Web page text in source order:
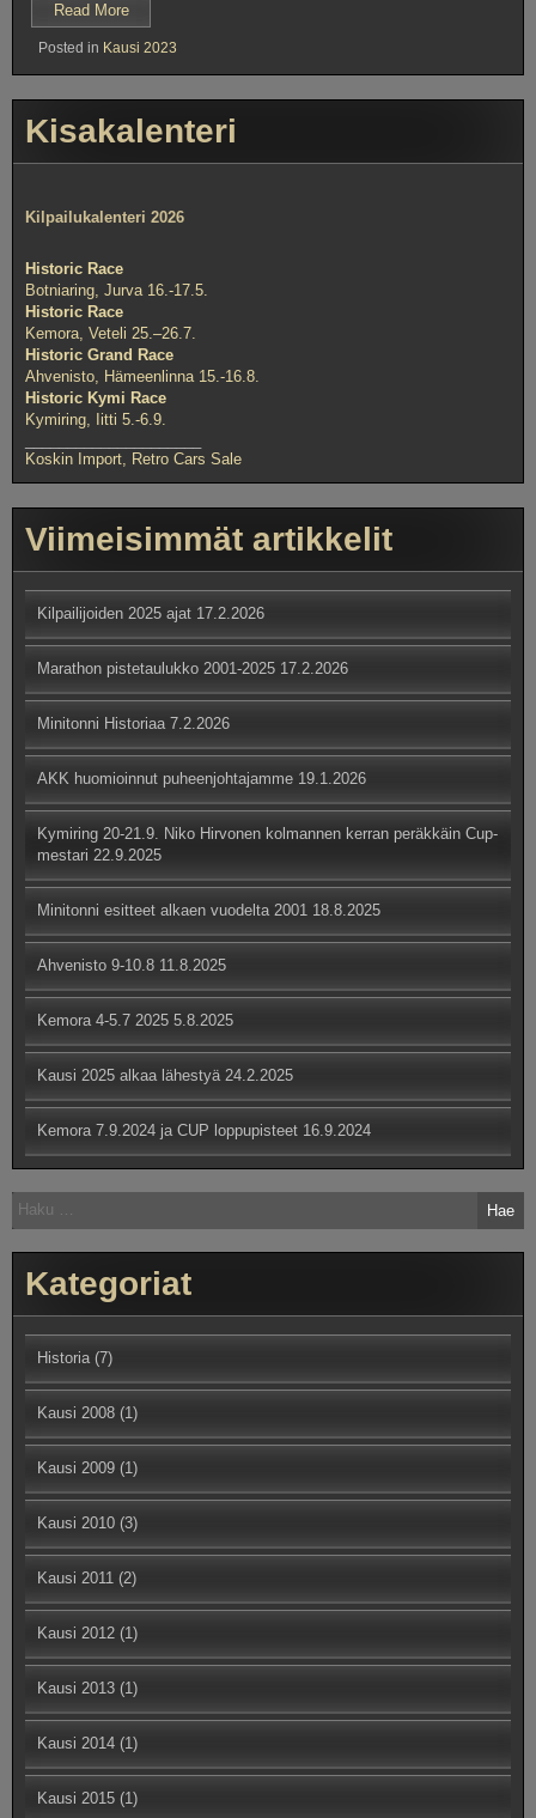
Read More”Kauden
2023
avaus
13-
14.5
Botniaring”
Posted in Kausi 2023
Kisakalenteri
Kilpailukalenteri 2026
Historic Race
Botniaring, Jurva 16.-17.5.
Historic Race
Kemora, Veteli 25.–26.7.
Historic Grand Race
Ahvenisto, Hämeenlinna 15.-16.8.
Historic Kymi Race
Kymiring, Iitti 5.-6.9.
Koskin Import, Retro Cars Sale
Viimeisimmät artikkelit
Kilpailijoiden 2025 ajat 17.2.2026
Marathon pistetaulukko 2001-2025 17.2.2026
Minitonni Historiaa 7.2.2026
AKK huomioinnut puheenjohtajamme 19.1.2026
Kymiring 20-21.9. Niko Hirvonen kolmannen kerran peräkkäin Cup-
mestari 22.9.2025
Minitonni esitteet alkaen vuodelta 2001 18.8.2025
Ahvenisto 9-10.8 11.8.2025
Kemora 4-5.7 2025 5.8.2025
Kausi 2025 alkaa lähestyä 24.2.2025
Kemora 7.9.2024 ja CUP loppupisteet 16.9.2024
Haku:
Kategoriat
Historia (7)
Kausi 2008 (1)
Kausi 2009 (1)
Kausi 2010 (3)
Kausi 2011 (2)
Kausi 2012 (1)
Kausi 2013 (1)
Kausi 2014 (1)
Kausi 2015 (1)